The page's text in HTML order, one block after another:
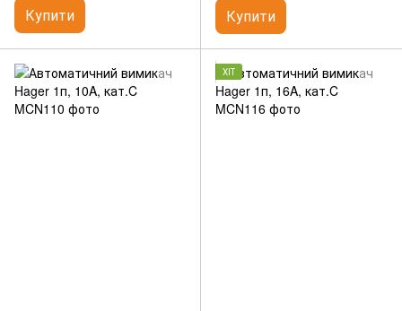
Купити Купити
ХІТ